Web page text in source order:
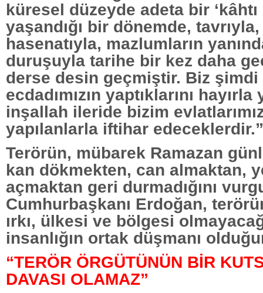
küresel düzeyde adeta bir ‘kâhtı
yaşandığı bir dönemde, tavrıyla,
hasenatıyla, mazlumların
duruşuyla tarihe bir kez daha
derse desin geçmiştir. Biz şimdi
ecdadımızın yaptıklarını
inşallah ileride bizim
yapılanlarla iftihar edeceklerdir.”
Terörün, mübarek Ramazan
kan dökmekten, can almaktan,
açmaktan geri durmadığını
Cumhurbaşkanı Erdoğan,
ırkı, ülkesi ve bölgesi
insanlığın ortak düşmanı
“TERÖR ÖRGÜTÜNÜN BİR
DAVASI OLAMAZ”